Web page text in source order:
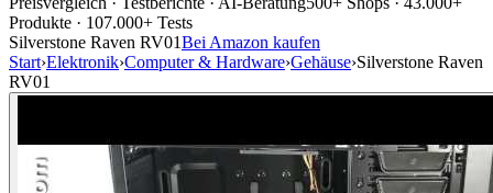
Produkte · 107.000+ Tests
Silverstone Raven RV01Bei Amazon kaufen
Start›Elektronik›Computer & Hardware›Gehäuse›Silverstone Raven
RV01